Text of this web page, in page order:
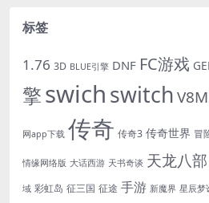
标签
1.76 3D BLUE引擎 DNF FC游戏
擎swichswitch
网app下载 传奇 传奇3 传奇世界 冒
情缘网络版 大话西游 天书奇谈 天龙八部
域 彩虹岛 征三国 征途 手游 新魔界 星辰梦